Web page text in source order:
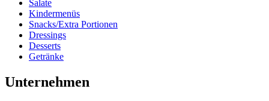
Salate
Kindermenüs
Snacks/Extra Portionen
Dressings
Desserts
Getränke
Unternehmen